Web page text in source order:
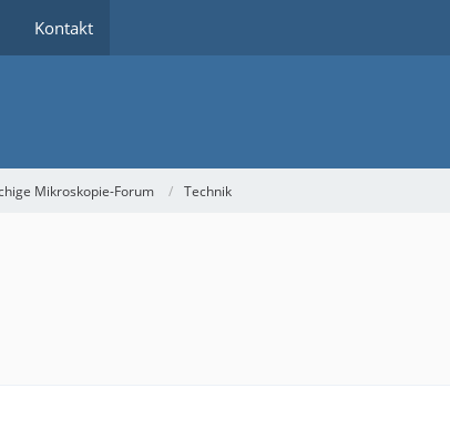
Kontakt
Mikroskopie-Forum Technik